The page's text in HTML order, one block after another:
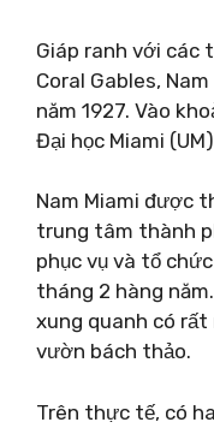
Giáp ranh với các
Coral Gables,
năm 1927. Vào
Đại học Miami
Nam Miami được
trung tâm thành
phục vụ và tổ
tháng 2 hàng
xung quanh có
vườn bách thảo.
Trên thực tế, có